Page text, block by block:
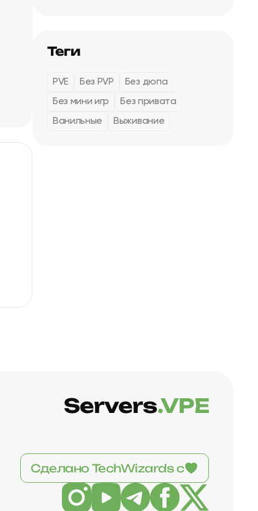
Теги
PVE Без PVP
Без дюпа
Без мини игр
Без привата
Ванильные
Выживание
Servers.VPE
Сделано TechWizards с